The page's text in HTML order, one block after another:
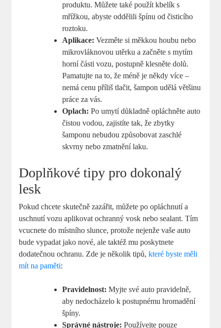
produktu. Můžete také použít kbelík s
mřížkou, abyste oddělili špínu od čisticího
roztoku.
Aplikace: Vezměte si měkkou houbu nebo
mikrovláknovou utěrku a začněte s mytím
horní části vozu, postupně klesněte dolů.
Pamatujte na to, že méně je někdy více –
nemá cenu příliš tlačit, šampon udělá většinu
práce za vás.
Oplach: Po umytí důkladně opláchněte auto
čistou vodou, zajistíte tak, že zbytky
šamponu nebudou způsobovat zaschlé
skvrny nebo zmatnění laku.
Doplňkové tipy pro dokonalý
lesk
Pokud chcete skutečně zazářit, můžete po opláchnutí a
uschnutí vozu aplikovat ochranný vosk nebo sealant. Tím
vcucnete do místního slunce, protože nejenže vaše auto
bude vypadat jako nové, ale taktéž mu poskytnete
dodatečnou ochranu. Zde je několik tipů,které byste měli
mít na paměti:
Pravidelnost: Myjte své auto pravidelně,
aby nedocházelo k postupnému hromadění
špíny.
Správné nástroje: Používejte pouze